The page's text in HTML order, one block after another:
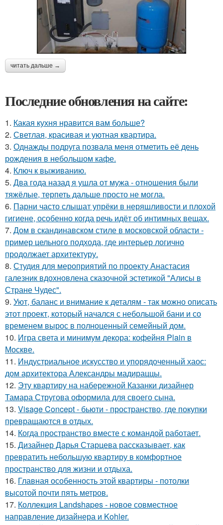
читать дальше →
Последние обновления на сайте:
1. Какая кухня нравится вам больше?
2. Светлая, красивая и уютная квартира.
3. Однажды подруга позвала меня отметить её день
рождения в небольшом кафе.
4. Ключ к выживанию.
5. Два года назад я ушла от мужа - отношения были
тяжёлые, терпеть дальше просто не могла.
6. Парни часто слышат упрёки в неряшливости и плохой
гигиене, особенно когда речь идёт об интимных вещах.
7. Дом в скандинавском стиле в московской области -
пример цельного подхода, где интерьер логично
продолжает архитектуру.
8. Студия для мероприятий по проекту Анастасия
галезник вдохновлена сказочной эстетикой "Алисы в
Стране Чудес".
9. Уют, баланс и внимание к деталям - так можно описать
этот проект, который начался с небольшой бани и со
временем вырос в полноценный семейный дом.
10. Игра света и минимум декора: кофейня Plain в
Москве.
11. Индустриальное искусство и упорядоченный хаос:
дом архитектора Александры мадираццы.
12. Эту квартиру на набережной Казанки дизайнер
Тамара Стругова оформила для своего сына.
13. Visage Concept - бьюти - пространство, где покупки
превращаются в отдых.
14. Когда пространство вместе с командой работает.
15. Дизайнер Дарья Старцева рассказывает, как
превратить небольшую квартиру в комфортное
пространство для жизни и отдыха.
16. Главная особенность этой квартиры - потолки
высотой почти пять метров.
17. Коллекция Landshapes - новое совместное
направление дизайнера и Kohler.